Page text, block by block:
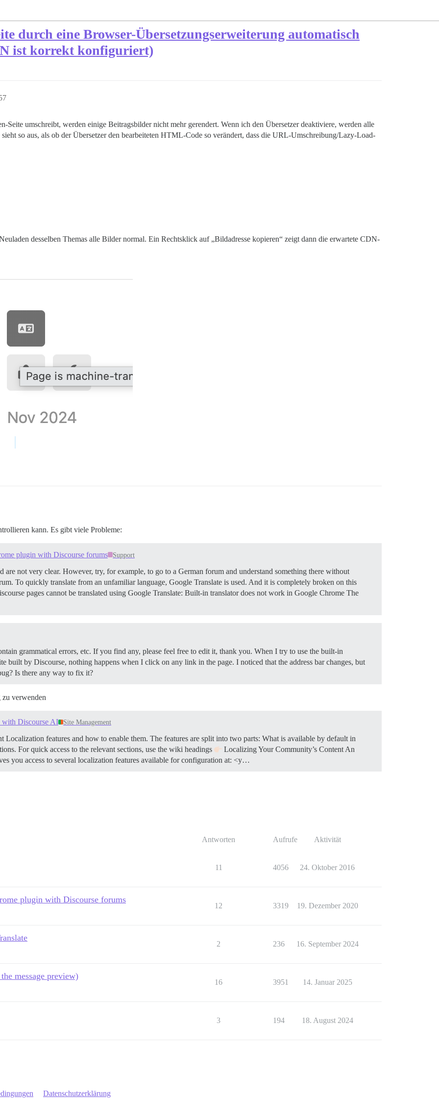
durch eine Browser-Übersetzungserweiterung automatisch
ist korrekt konfiguriert)
Seite umschreibt, werden einige Beitragsbilder nicht mehr gerendert. Wenn ich den Übersetzer deaktiviere, werden alle
so aus, als ob der Übersetzer den bearbeiteten HTML-Code so verändert, dass die URL-Umschreibung/Lazy-Load-
desselben Themas alle Bilder normal. Ein Rechtsklick auf „Bildadresse kopieren“ zeigt dann die erwartete CDN-
kann. Es gibt viele Probleme:
plugin with Discourse forums Support
not very clear. However, try, for example, to go to a German forum and understand something there without
To quickly translate from an unfamiliar language, Google Translate is used. And it is completely broken on this
pages cannot be translated using Google Translate: Built-in translator does not work in Google Chrome The
grammatical errors, etc. If you find any, please feel free to edit it, thank you. When I try to use the built-in
built by Discourse, nothing happens when I click on any link in the page. I noticed that the address bar changes, but
Is there any way to fix it?
verwenden
with Discourse AI Site Management
features and how to enable them. The features are split into two parts: What is available by default in
For quick access to the relevant sections, use the wiki headings
Localizing Your Community’s Content An
you access to several localization features available for configuration at: <y…
Antworten Aufrufe Aktivität
11 4056 24. Oktober 2016
plugin with Discourse forums
12 3319 19. Dezember 2020
2 236 16. September 2024
message preview)
16 3951 14. Januar 2025
3 194 18. August 2024
Datenschutzerklärung